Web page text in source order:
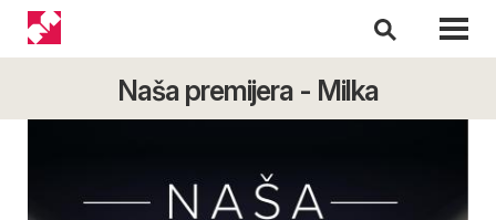
Naša premijera - Milka